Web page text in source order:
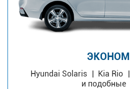
ЭКОНОМ
Hyundai Solaris Kia Rio
и подобные